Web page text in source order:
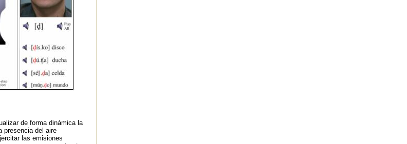
de forma dinámica la
presencia del aire
las emisiones